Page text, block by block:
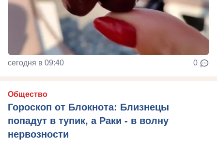
сегодня в 09:40 0
Общество
Гороскоп от Блокнота: Близнецы
попадут в тупик, а Раки - в волну
нервозности